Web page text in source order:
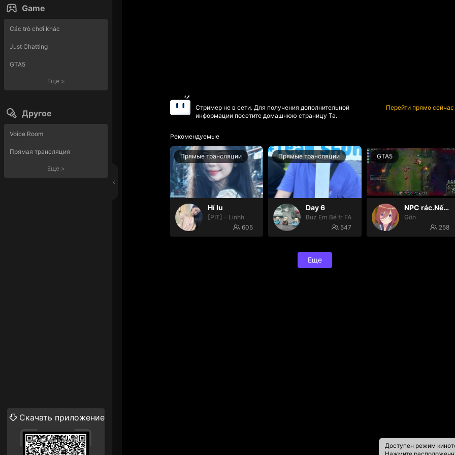
Game
Các trò chơi khác
Just Chatting
GTA5
Еще>
Другое
Voice Room
Прямая трансляция
Еще>
Скачать приложение
Доступен режим
Стример не в сети. Для получения дополнительной
информации посетите домашнюю страницу Та.
Перейти прямо сейчас
Рекомендуемые
Прямые трансляции
Hí lu
[PIT] - Linhh
605
Прямые трансляции
Day 6
Buz Em Bé fr FAIRIES
547
GTA5
NPC rác.Nếu k gặp đã k đauui😭
Gôn
258
Еще